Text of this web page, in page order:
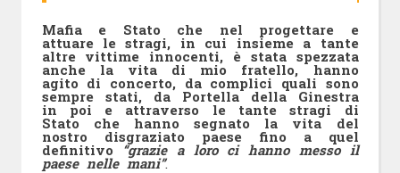
Mafia e Stato che nel progettare e
attuare le stragi, in cui insieme a tante
altre vittime innocenti, è stata spezzata
anche la vita di mio fratello, hanno
agito di concerto, da complici quali sono
sempre stati, da Portella della Ginestra
in poi e attraverso le tante stragi di
Stato che hanno segnato la vita del
nostro disgraziato paese fino a quel
definitivo “grazie a loro ci hanno messo il
paese nelle mani”.